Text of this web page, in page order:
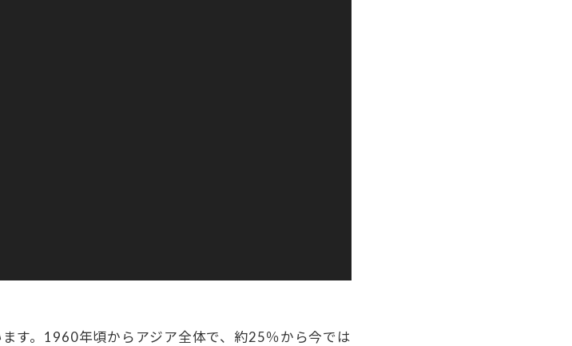
す。1960年頃からアジア全体で、約25％から今では